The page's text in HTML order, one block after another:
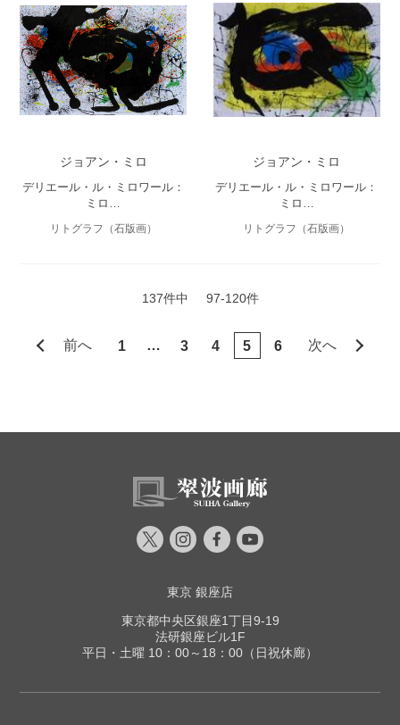
ジョアン・ミロ
デリエール・ル・ミロワール：
ミロ…
リトグラフ（石版画）
ジョアン・ミロ
デリエール・ル・ミロワール：
ミロ…
リトグラフ（石版画）
137件中 97-120件
前へ 1 … 3 4 5 6 次へ
東京 銀座店
東京都中央区銀座1丁目9-19
法研銀座ビル1F
平日・土曜 10：00～18：00（日祝休廊）